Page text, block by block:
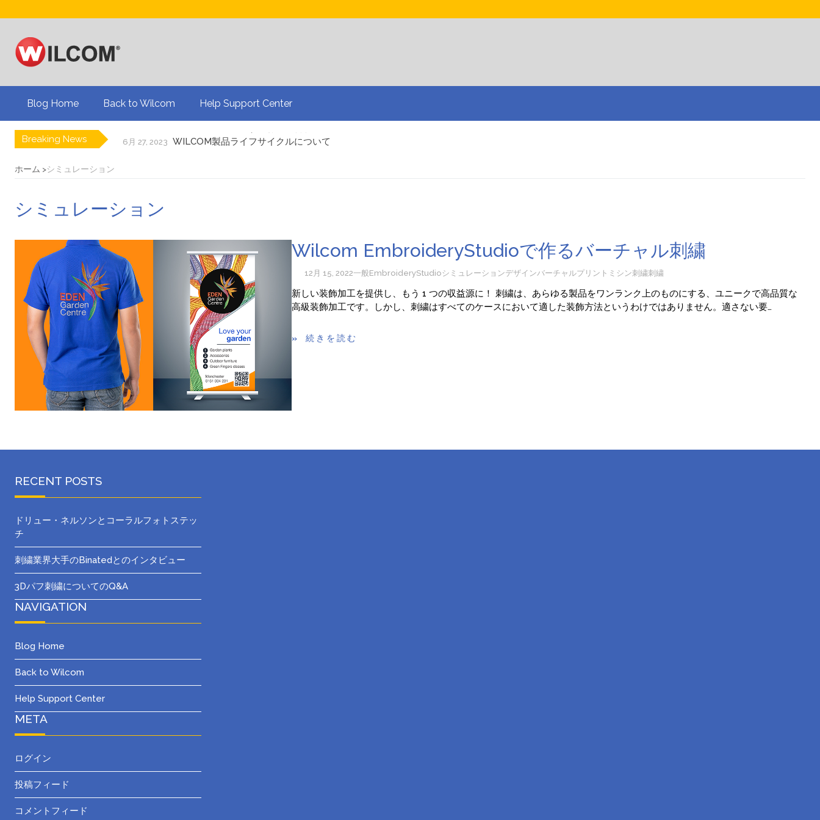
Blog Home Back to Wilcom Help Support Center
Breaking News 6月 27, 2023 WILCOM製品ライフサイクルについて
7月 24, 2024
5月 22, 2024
ホーム シミュレーション
シミュレーション
Wilcom EmbroideryStudioで作るバーチャル刺繍
12月 15, 2022一般EmbroideryStudioシミュレーションデザインバーチャルプリント ミシン刺繍刺繍
新しい装飾加工を提供し、もう 1 つの収益源に！ 刺繍は、あらゆる製品をワンランク上のものにする、ユニークで高品質な
高級装飾加工です。しかし、刺繍はすべてのケースにおいて適した装飾方法というわけではありません。適さない要…
続きを読む
RECENT POSTS
ドリュー・ネルソンとコーラルフォトステッ
チ
刺繍業界大手のBinatedとのインタビュー
3Dパフ刺繍についてのQ&A
NAVIGATION
Blog Home
Back to Wilcom
Help Support Center
META
ログイン
投稿フィード
コメントフィード